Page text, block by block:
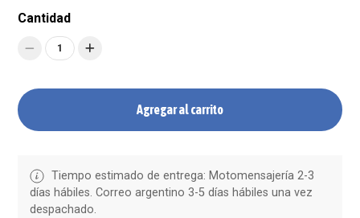
Cantidad
1
Agregar al carrito
Tiempo estimado de entrega: Motomensajería 2-3
días hábiles. Correo argentino 3-5 días hábiles una vez
despachado.